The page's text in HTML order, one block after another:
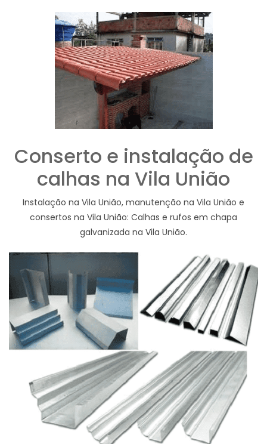
Conserto e instalação de
calhas na Vila União
Instalação na Vila União, manutenção na Vila União e
consertos na Vila União: Calhas e rufos em chapa
galvanizada na Vila União.